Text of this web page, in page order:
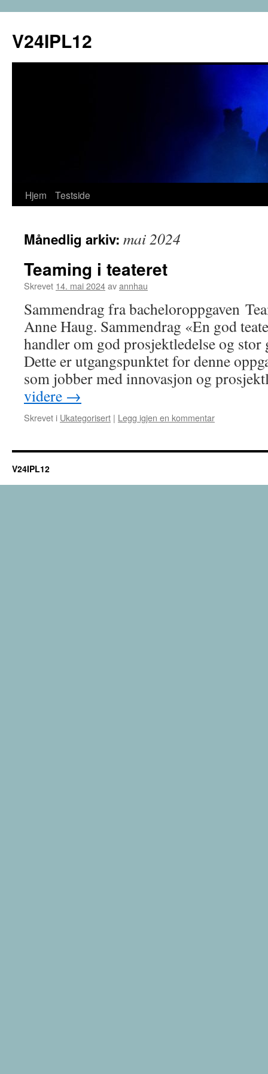
innhold
V24IPL12
Hjem Testside
Månedlig arkiv: mai 2024
Teaming i teateret
Skrevet 14. mai 2024avannhau
Sammendrag fra bacheloroppgaven
Anne Haug. Sammendrag «En god
handler om god prosjektledelse og stor
Dette er utgangspunktet for denne
som jobber med innovasjon og
videre →
Skrevet i Ukategorisert | Legg igjen en kommentar
V24IPL12